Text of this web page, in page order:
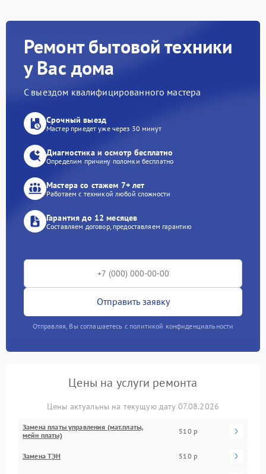
Ремонт бытовой техники
у Вас дома
С выездом квалифицированного мастера
Срочный выезд
Мастер приедет уже через 30 минут
Диагностика и осмотр бесплатно
Определим причину поломки бесплатно
Мастера со стажем 7+ лет
Работаем с техникой любой сложности
Гарантия до 12 месяцев
Составляем договор, предоставляем гарантию
Отправить заявку
Отправляя, Вы соглашаетесь с политикой конфиденциальности
Цены на услуги ремонта
Цены актуальны на текущую дату 07.08.2026
Замена платы управления (мат.платы,
мейн платы)
510 р
Замена ТЭН 510 р